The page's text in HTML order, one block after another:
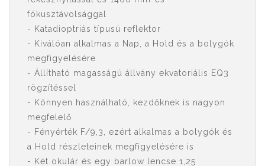
fókusztávolsággal
- Katadioptriás típusú reflektor
- Kiválóan alkalmas a Nap, a Hold és a bolygók
megfigyelésére
- Állítható magasságú állvány ekvatoriális EQ3
rögzítéssel
- Könnyen használható, kezdőknek is nagyon
megfelelő
- Fényérték F/9,3, ezért alkalmas a bolygók és
a Hold részleteinek megfigyelésére is
- Két okulár és egy barlow lencse 1,25